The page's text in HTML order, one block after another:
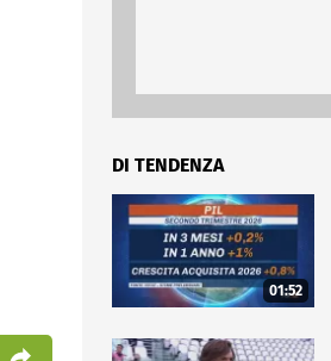
DI TENDENZA
01:52